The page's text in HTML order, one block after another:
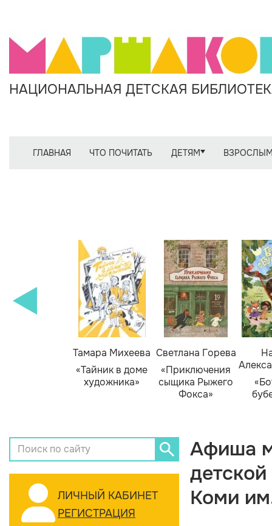
НАЦИОНАЛЬНАЯ ДЕТСКАЯ
ГЛАВНАЯ ЧТО ПОЧИТАТЬ ДЕТЯМ
Тамара Михеева
«Тайник в доме
художника»
Светлана Горева
«Приключения
сыщика Рыжего
Фокса»
ЛИЧНЫЙ КАБИНЕТ
РЕГИСТРАЦИЯ
Афиша
Коми